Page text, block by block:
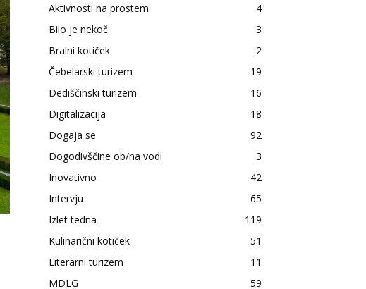
Aktivnosti na prostem
4
Bilo je nekoč
3
Bralni kotiček
2
Čebelarski turizem
19
Dediščinski turizem
16
Digitalizacija
18
Dogaja se
92
Dogodivščine ob/na vodi
3
Inovativno
42
Intervju
65
Izlet tedna
119
Kulinarični kotiček
51
Literarni turizem
11
MDLG
59